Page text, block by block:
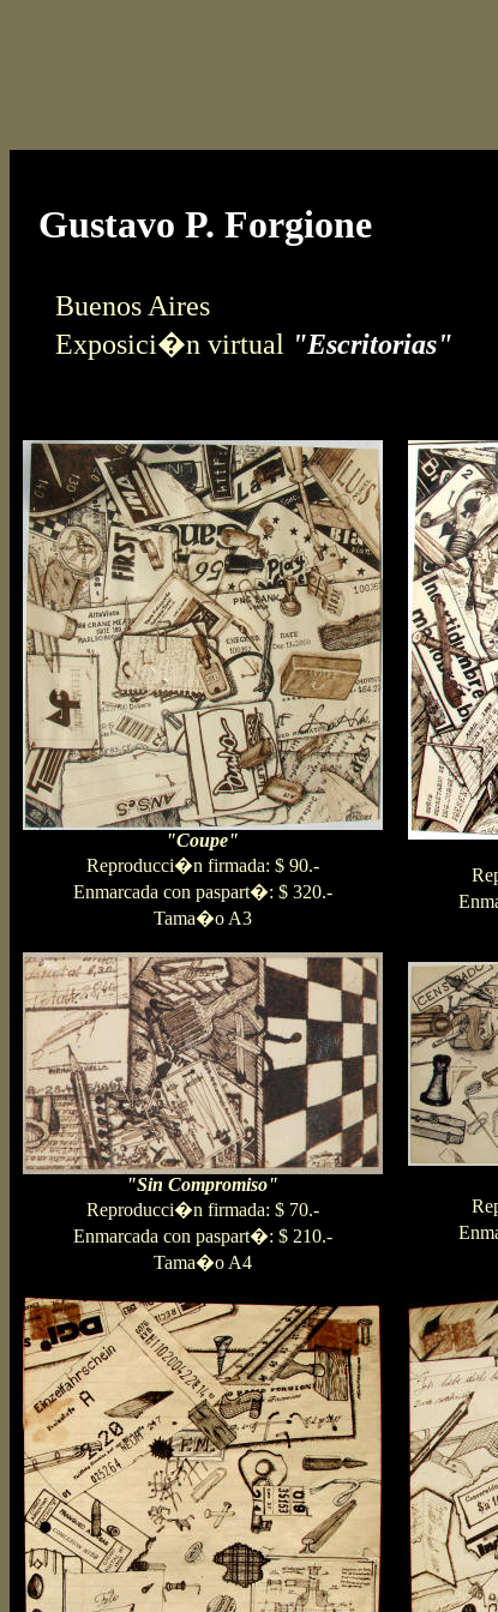
Gustavo P. Forgione
Buenos Aires
Exposici�n virtual "Escritorias"
"Coupe"
Reproducci�n firmada: $ 90.-
Enmarcada con paspart�: $ 320.-
Tama�o A3
"Sin Compromiso"
Reproducci�n firmada: $ 70.-
Enmarcada con paspart�: $ 210.-
Tama�o A4